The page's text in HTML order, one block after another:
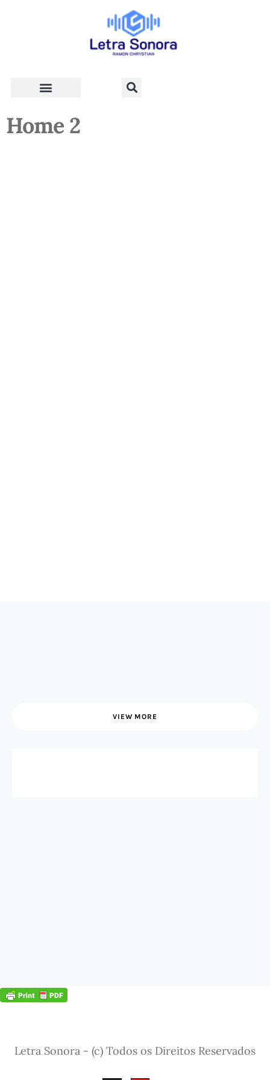
Home 2
VIEW MORE
Letra Sonora - (c) Todos os Direitos Reservados